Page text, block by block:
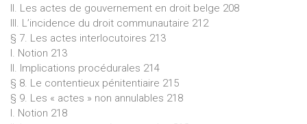
II. Les actes de gouvernement en droit belge 208
III. L’incidence du droit communautaire 212
§ 7. Les actes interlocutoires 213
I. Notion 213
II. Implications procédurales 214
§ 8. Le contentieux pénitentiaire 215
§ 9. Les « actes » non annulables 218
I. Notion 218